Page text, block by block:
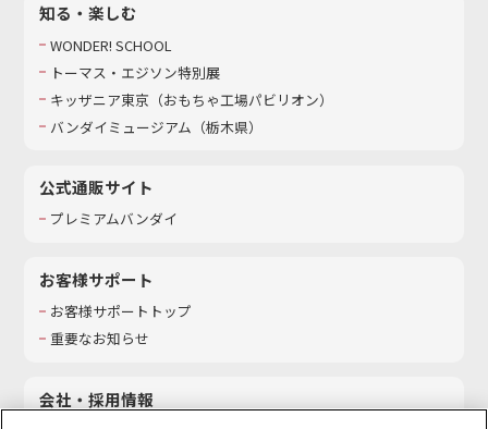
知る・楽しむ
WONDER! SCHOOL
トーマス・エジソン特別展
キッザニア東京（おもちゃ工場パビリオン）​
バンダイミュージアム（栃木県）
公式通販サイト
プレミアムバンダイ
お客様サポート
お客様サポートトップ
重要なお知らせ
会社・採用情報